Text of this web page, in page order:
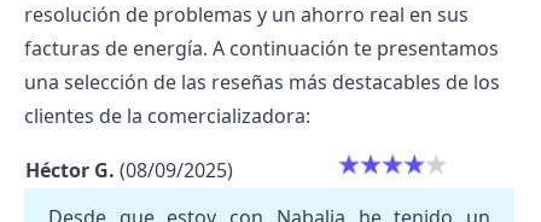
resolución de problemas y un ahorro real en sus
facturas de energía. A continuación te presentamos
una selección de las reseñas más destacables de los
clientes de la comercializadora:
Héctor G. (08/09/2025)